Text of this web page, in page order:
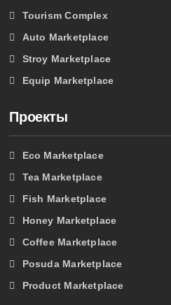
Tourism Complex
Auto Marketplace
Stroy Marketplace
Equip Marketplace
Проекты
Eco Marketplace
Tea Marketplace
Fish Marketplace
Honey Marketplace
Coffee Marketplace
Posuda Marketplace
Product Marketplace